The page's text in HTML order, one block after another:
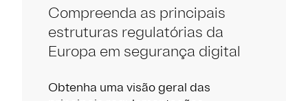
Compreenda as principais
estruturas regulatórias da
Europa em segurança digital
Obtenha uma visão geral das